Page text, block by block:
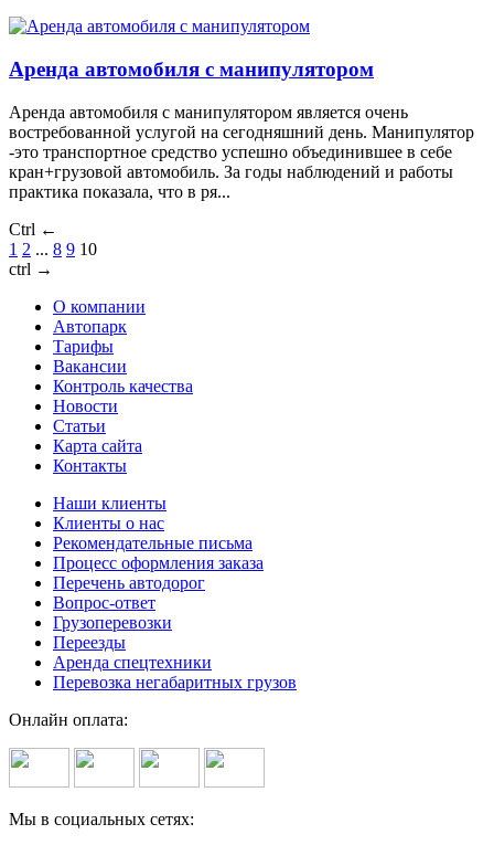
Аренда автомобиля с манипулятором
Аренда автомобиля с манипулятором является очень
востребованной услугой на сегодняшний день. Манипулятор
-это транспортное средство успешно объединившее в себе
кран+грузовой автомобиль. За годы наблюдений и работы
практика показала, что в ря...
Ctrl ←
1 2 ... 8 9 10
ctrl →
О компании
Автопарк
Тарифы
Вакансии
Контроль качества
Новости
Статьи
Карта сайта
Контакты
Наши клиенты
Клиенты о нас
Рекомендательные письма
Процесс оформления заказа
Перечень автодорог
Вопрос-ответ
Грузоперевозки
Переезды
Аренда спецтехники
Перевозка негабаритных грузов
Онлайн оплата:
Мы в социальных сетях: